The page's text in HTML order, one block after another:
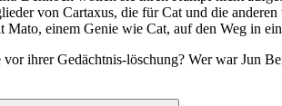
von Cartaxus, die für Cat und die
Mato, einem Genie wie Cat, auf den Weg in
vor ihrer Gedächtnis-löschung? Wer war Jun